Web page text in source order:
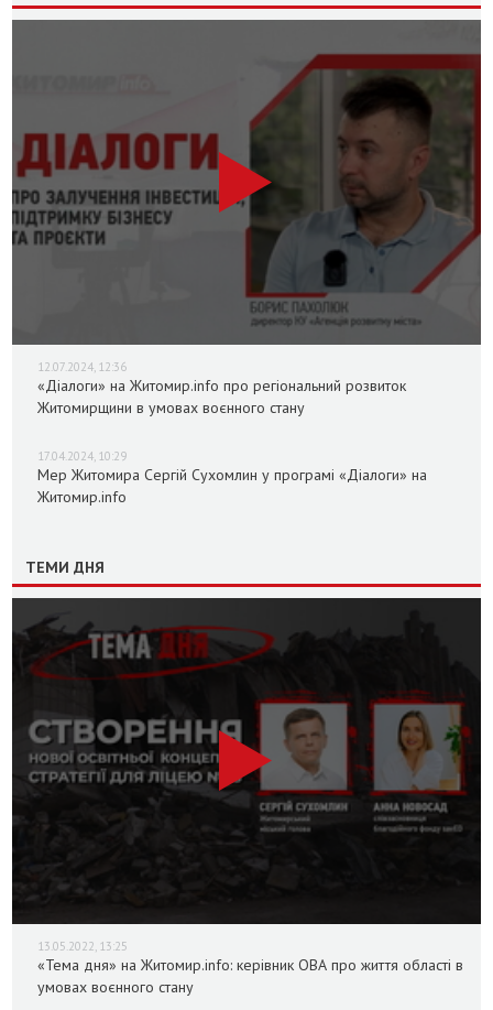
12.07.2024, 12:36
«Діалоги» на Житомир.info про регіональний розвиток
Житомирщини в умовах воєнного стану
17.04.2024, 10:29
Мер Житомира Сергій Сухомлин у програмі «Діалоги» на
Житомир.info
ТЕМИ ДНЯ
13.05.2022, 13:25
«Тема дня» на Житомир.info: керівник ОВА про життя області в
умовах воєнного стану